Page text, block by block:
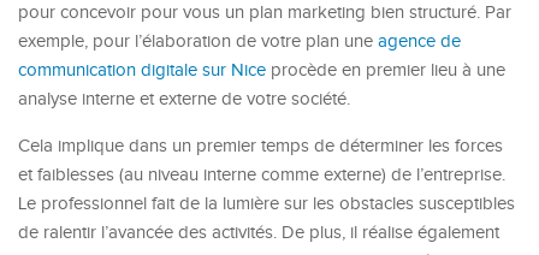
pour concevoir pour vous un plan marketing bien structuré. Par
exemple, pour l’élaboration de votre plan une agence de
communication digitale sur Nice procède en premier lieu à une
analyse interne et externe de votre société.
Cela implique dans un premier temps de déterminer les forces
et faiblesses (au niveau interne comme externe) de l’entreprise.
Le professionnel fait de la lumière sur les obstacles susceptibles
de ralentir l’avancée des activités. De plus, il réalise également